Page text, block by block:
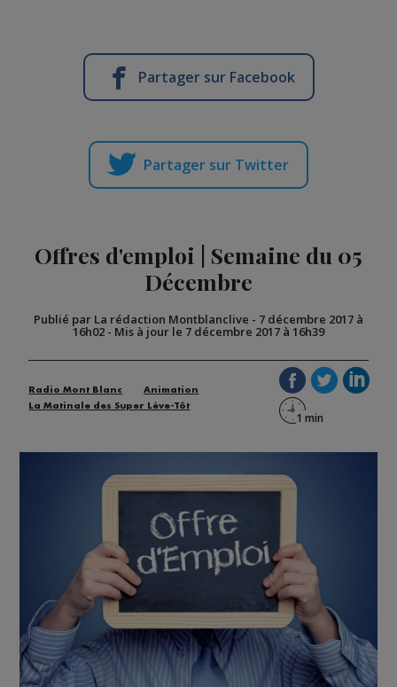
Partager sur Facebook
Partager sur Twitter
Offres d'emploi | Semaine du 05
Décembre
Publié par La rédaction Montblanclive - 7 décembre 2017 à
16h02 - Mis à jour le 7 décembre 2017 à 16h39
Radio Mont Blanc
Animation
La Matinale des Super Lève-Tôt